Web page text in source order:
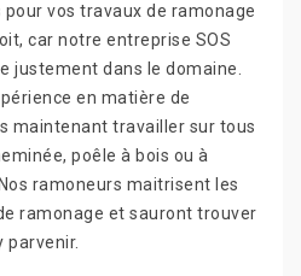
vos travaux de ramonage
car notre entreprise SOS
justement dans le domaine.
en matière de
maintenant travailler sur tous
poêle à bois ou à
ramoneurs maitrisent les
ramonage et sauront trouver
parvenir.